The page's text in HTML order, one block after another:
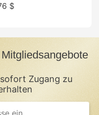
$
Mitgliedsangebote
Zugang zu